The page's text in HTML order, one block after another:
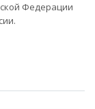
Федерации